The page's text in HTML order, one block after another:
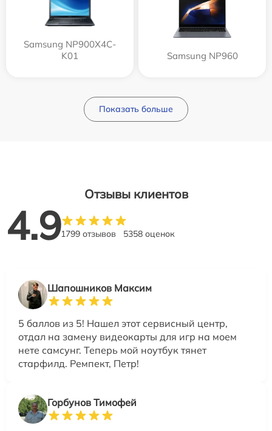
Samsung NP900X4C-
K01
Samsung NP960
Показать больше
Отзывы клиентов
4.91799 отзывов 5358 оценок
Шапошников Максим
5 баллов из 5! Нашел этот сервисный центр,
отдал на замену видеокарты для игр на моем
нете самсунг. Теперь мой ноутбук тянет
старфилд. Ремпект, Петр!
Горбунов Тимофей